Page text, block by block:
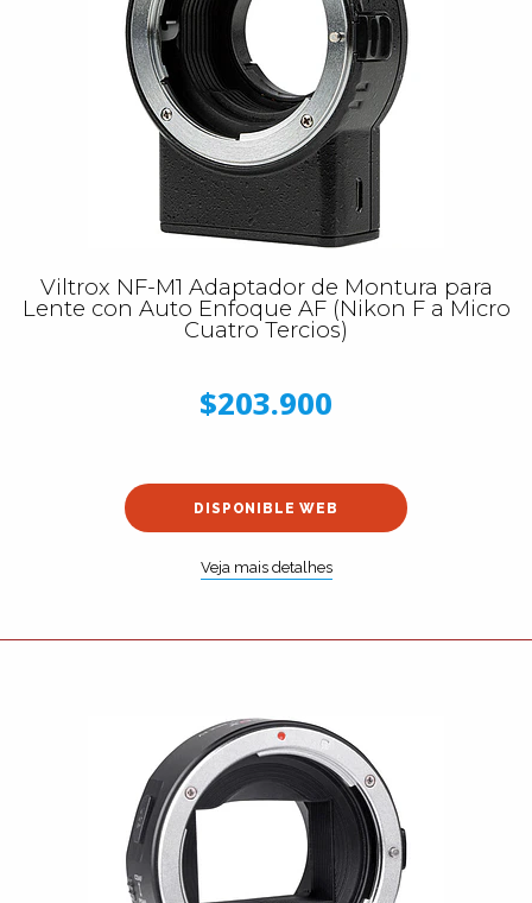
Viltrox NF-M1 Adaptador de Montura para
Lente con Auto Enfoque AF (Nikon F a Micro
Cuatro Tercios)
$203.900
DISPONIBLE WEB
Veja mais detalhes